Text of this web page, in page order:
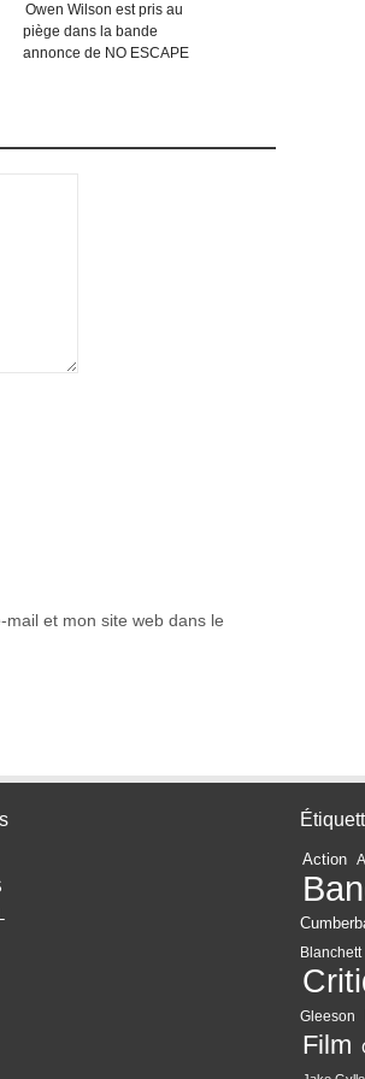
Owen Wilson est pris au
piège dans la bande
annonce de NO ESCAPE
et mon site web dans le
Action
Blanchett
Gleeson
Film